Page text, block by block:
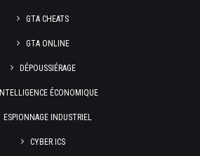
GTA CHEATS
GTA ONLINE
DÉPOUSSIÉRAGE
INTELLIGENCE ÉCONOMIQUE
ESPIONNAGE INDUSTRIEL
CYBER ICS